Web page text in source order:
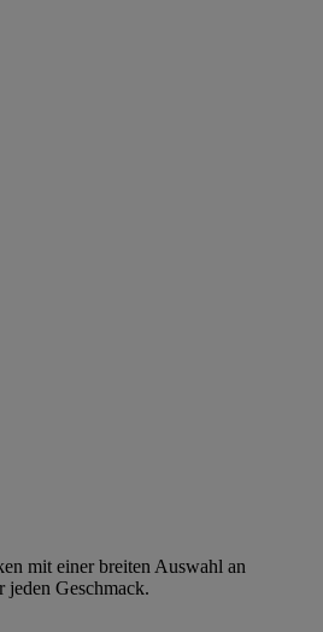
mit einer breiten Auswahl an
jeden Geschmack.